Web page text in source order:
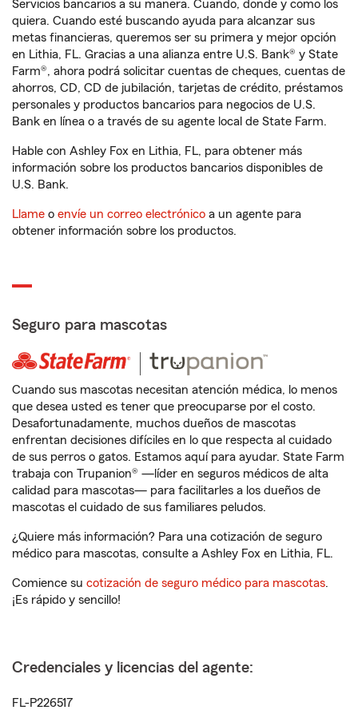
Servicios bancarios a su manera. Cuando, donde y como los
quiera. Cuando esté buscando ayuda para alcanzar sus
metas financieras, queremos ser su primera y mejor opción
en Lithia, FL. Gracias a una alianza entre U.S. Bank® y State
Farm®, ahora podrá solicitar cuentas de cheques, cuentas de
ahorros, CD, CD de jubilación, tarjetas de crédito, préstamos
personales y productos bancarios para negocios de U.S.
Bank en línea o a través de su agente local de State Farm.
Hable con Ashley Fox en Lithia, FL, para obtener más
información sobre los productos bancarios disponibles de
U.S. Bank.
Llame o envíe un correo electrónico a un agente para
obtener información sobre los productos.
Seguro para mascotas
Cuando sus mascotas necesitan atención médica, lo menos
que desea usted es tener que preocuparse por el costo.
Desafortunadamente, muchos dueños de mascotas
enfrentan decisiones difíciles en lo que respecta al cuidado
de sus perros o gatos. Estamos aquí para ayudar. State Farm
trabaja con Trupanion® —líder en seguros médicos de alta
calidad para mascotas— para facilitarles a los dueños de
mascotas el cuidado de sus familiares peludos.
¿Quiere más información? Para una cotización de seguro
médico para mascotas, consulte a Ashley Fox en Lithia, FL.
Comience su cotización de seguro médico para mascotas.
¡Es rápido y sencillo!
Credenciales y licencias del agente:
FL-P226517